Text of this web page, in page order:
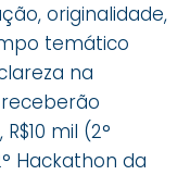
originalidade,
temático
na
mil (2°
Hackathon da